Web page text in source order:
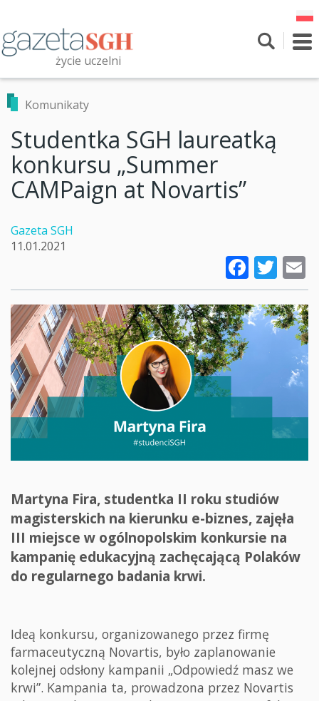
treści
życie uczelni
Przeszukaj witrynę
Komunikaty
Studentka SGH laureatką
konkursu „Summer
CAMPaign at Novartis”
Gazeta SGH
11.01.2021
Martyna Fira, studentka II roku studiów
magisterskich na kierunku e-biznes, zajęła
III miejsce w ogólnopolskim konkursie na
kampanię edukacyjną zachęcającą Polaków
do regularnego badania krwi.
Ideą konkursu, organizowanego przez firmę
farmaceutyczną Novartis, było zaplanowanie
kolejnej odsłony kampanii „Odpowiedź masz we
krwi”. Kampania ta, prowadzona przez Novartis